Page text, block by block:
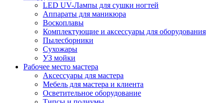
LED UV-Лампы для сушки ногтей
Аппараты для маникюра
Воскоплавы
Комплектующие и аксессуары для оборудования
Пылесборники
Сухожары
УЗ мойки
Рабочее место мастера
Аксессуары для мастера
Мебель для мастера и клиента
Осветительное оборудование